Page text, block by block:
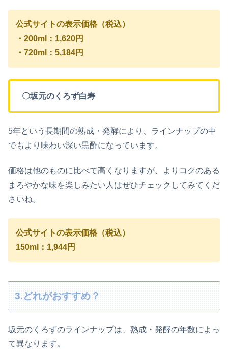
公式サイトの表示価格（税込）
・200ml：1,620円
・720ml：5,184円
〇坂元のくろず白寿
5年という長期間の熟成・発酵により、ラインナップの中
でもより味わい深い黒酢になっています。
価格は他のものに比べて高くなりますが、よりコクのある
まろやかな味を楽しみたい人はぜひチェックしてみてくだ
さいね。
公式サイトの表示価格（税込）
150ml：1,944円
3.どれがおすすめ？
坂元のくろずのラインナップは、熟成・発酵の年数によっ
て異なります。